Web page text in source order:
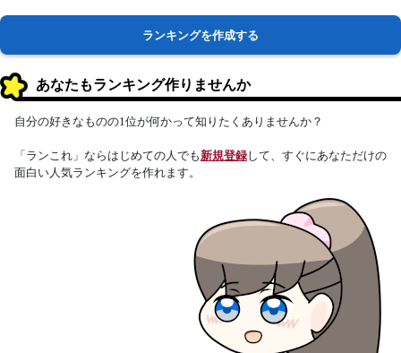
ランキングを作成する
あなたもランキング作りませんか
自分の好きなものの1位が何かって知りたくありませんか？
「ランこれ」ならはじめての人でも新規登録して、すぐにあなただけの
面白い人気ランキングを作れます。